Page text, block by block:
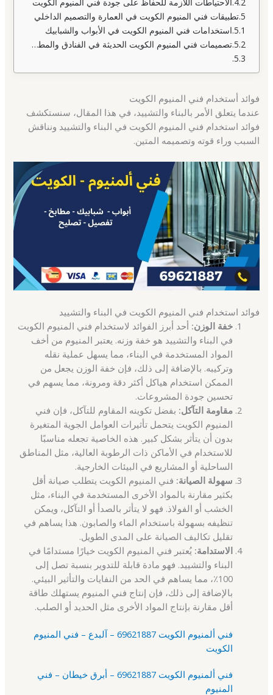
تطبيقات فني المنيوم الكويت في العمارة والتصميم الداخلي
استخدامات فني المنيوم الكويت في الأبواب والشبابيك
تصميمات فني المنيوم الكويت الحديثة في الفنادق والمطاعم
فوائد أستخدام فني المنيوم الكويت
عندما يتعلق الأمر بالبناء والتشييد، في هذا المقال، سنستكشف
فوائد استخدام فني المنيوم الكويت في البناء والتشييد ونناقش
السبب وراء قوته وتصميمه المتين.
فوائد استخدام فني المنيوم الكويت في البناء والتشييد
خفة الوزن: أحد أبرز الفوائد لاستخدام فني المنيوم الكويت
في البناء والتشييد هو خفة وزنه. يعتبر المنيوم من أخف
المواد المستخدمة في البناء، مما يسهل عملية نقله
وتركيبه. بالإضافة إلى ذلك، فإن خفة الوزن يجعل من
الممكن استخدام هياكل أكثر دقة ومرونة، مما يسهم في
تحسين جودة المشروعات.
مقاومة التآكل: بفضل تكوينه المقاوم للتآكل، فإن فني
المنيوم الكويت يتحمل تأثيرات العوامل الجوية المتغيرة
بدون أن يتأثر بشكل كبير. هذه الخاصية تجعله مناسبًا
للاستخدام في الأماكن ذات الرطوبة العالية، مثل المناطق
الساحلية أو المشاريع في البيئات الخارجية.
سهولة الصيانة: فني المنيوم الكويت يتطلب صيانة أقل
بكثير مقارنة بالمواد الأخرى المستخدمة في البناء، مثل
الخشب أو الفولاذ. فهو لا يتأثر بالصدأ أو التآكل، ويمكن
تنظيفه بسهولة باستخدام الماء والصابون. هذا يساهم في
تقليل تكاليف الصيانة على المدى الطويل.
الاستدامة: يُعتبر فني المنيوم الكويت خيارًا مستدامًا في
البناء والتشييد. فهو مادة قابلة للتدوير بنسبة تصل إلى
100٪، مما يساهم في الحد من النفايات والتأثير البيئي.
بالإضافة إلى ذلك، فإن إنتاج فني المنيوم يستهلك طاقة
أقل مقارنة بإنتاج المواد الأخرى مثل الحديد أو الصلب.
فني ألمنيوم الكويت 69621887 – آلبدع – فني المنيوم
الكويت
فني ألمنيوم الكويت 69621887 – أبرق خيطان – فني
المنيوم